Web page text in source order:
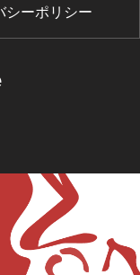
シーポリシー